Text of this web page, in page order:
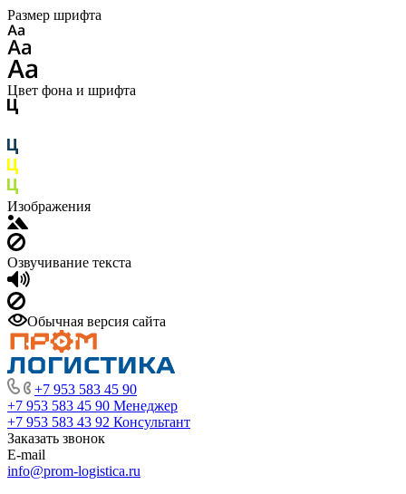
Размер шрифта
Цвет фона и шрифта
Изображения
Озвучивание текста
Обычная версия сайта
+7 953 583 45 90
+7 953 583 45 90 Менеджер
+7 953 583 43 92 Консультант
Заказать звонок
E-mail
info@prom-logistica.ru